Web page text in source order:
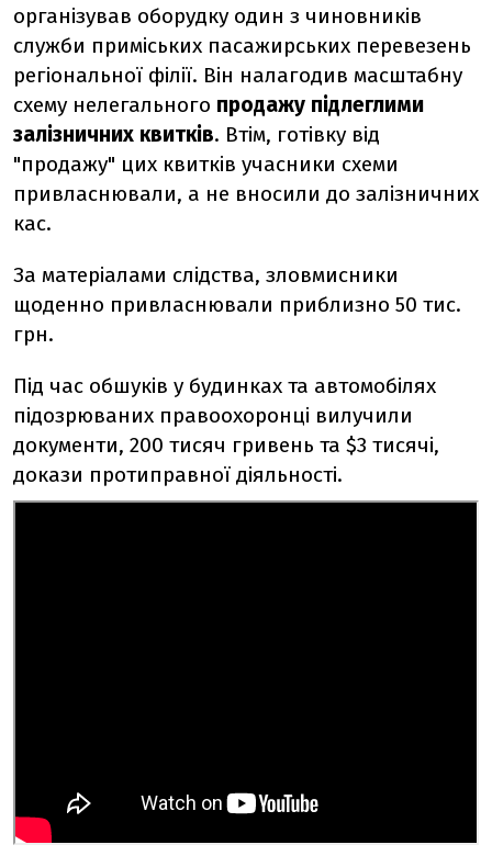
організував оборудку один з чиновників
служби приміських пасажирських перевезень
регіональної філії. Він налагодив масштабну
схему нелегального продажу підлеглими
залізничних квитків. Втім, готівку від
"продажу" цих квитків учасники схеми
привласнювали, а не вносили до залізничних
кас.
За матеріалами слідства, зловмисники
щоденно привласнювали приблизно 50 тис.
грн.
Під час обшуків у будинках та автомобілях
підозрюваних правоохоронці вилучили
документи, 200 тисяч гривень та $3 тисячі,
докази протиправної діяльності.